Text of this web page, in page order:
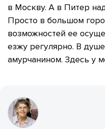
в Москву. А в Питер
Просто в большом
возможностей ее
езжу регулярно. В
амурчанином. Здесь у